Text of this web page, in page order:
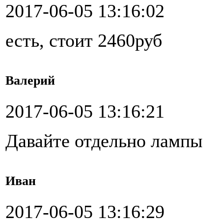
2017-06-05 13:16:02
есть, стоит 2460руб
Валерий
2017-06-05 13:16:21
Давайте отдельно лампы
Иван
2017-06-05 13:16:29